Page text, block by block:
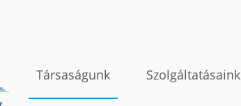
Zrt.
Társaságunk Szolgáltatásaink